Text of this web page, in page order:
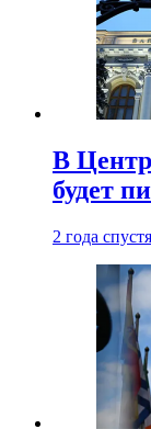
В
будет
2 года спустя